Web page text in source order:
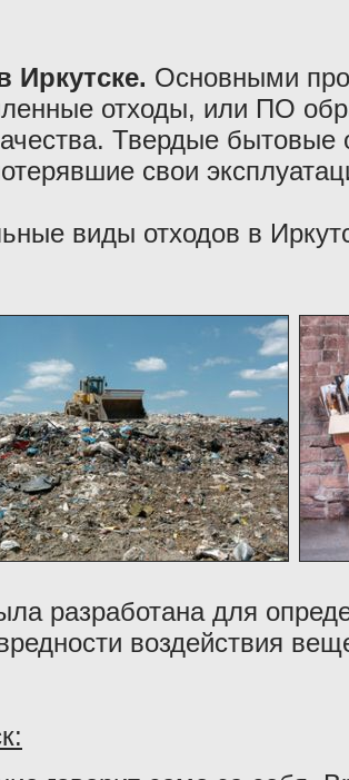
Иркутске. Основными
отходы, или ПО
Твердые
свои
виды отходов в
разработана для
воздействия